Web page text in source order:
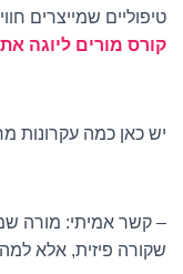
טיפוליים שמייצרים
קורס מורים ליוגה
יש כאן כמה עקרונות
– קשר אמיתי: מורה
שקורה פיזית, אלא